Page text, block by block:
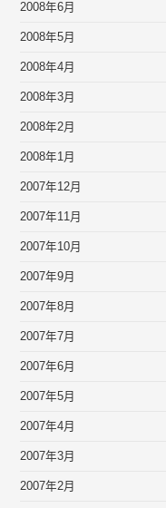
2008年6月
2008年5月
2008年4月
2008年3月
2008年2月
2008年1月
2007年12月
2007年11月
2007年10月
2007年9月
2007年8月
2007年7月
2007年6月
2007年5月
2007年4月
2007年3月
2007年2月